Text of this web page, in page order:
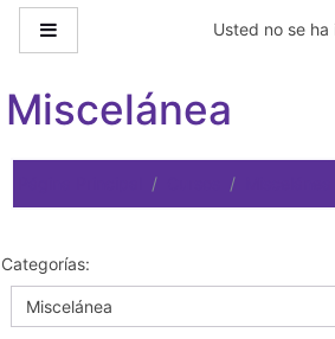
Salta al contenido principal
Usted no se
Miscelánea
Categorías: